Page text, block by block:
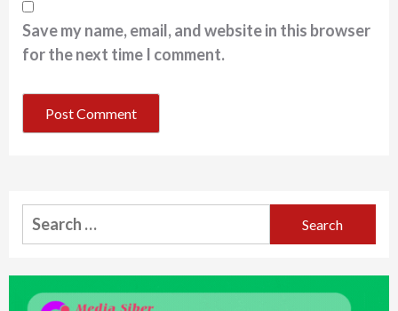
Save my name, email, and website in this browser
for the next time I comment.